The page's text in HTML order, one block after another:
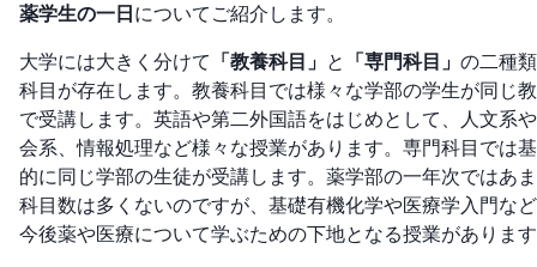
薬学生の一日についてご紹介します。
大学には大きく分けて 「教養科目」 と 「専門科目」 の二種
科目が存在します。教養科目では様々な学部の学生が同じ
で受講します。英語や第二外国語をはじめとして、人文系
会系、情報処理など様々な授業があります。専門科目では
的に同じ学部の生徒が受講します。薬学部の一年次ではあ
科目数は多くないのですが、基礎有機化学や医療学入門な
今後薬や医療について学ぶための下地となる授業がありま